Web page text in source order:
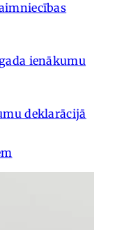
ienākumu
deklarācijā